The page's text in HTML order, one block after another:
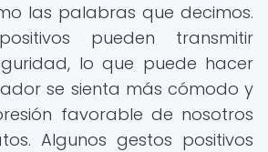
las palabras que decimos.
pueden transmitir
lo que puede hacer
se sienta más cómodo y
favorable de nosotros
Algunos gestos positivos